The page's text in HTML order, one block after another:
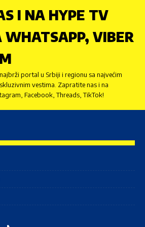
I NA HYPE TV
VIBER
portal u Srbiji i regionu sa najvećim
vestima. Zapratite nas i na
Facebook, Threads, TikTok!